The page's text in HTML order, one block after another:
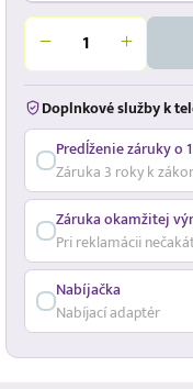
Doplnkové služby k
Predĺženie záruky o
Záruka 3 roky k
Záruka okamžitej
Pri reklamácii
Nabíjačka
Nabíjací adaptér